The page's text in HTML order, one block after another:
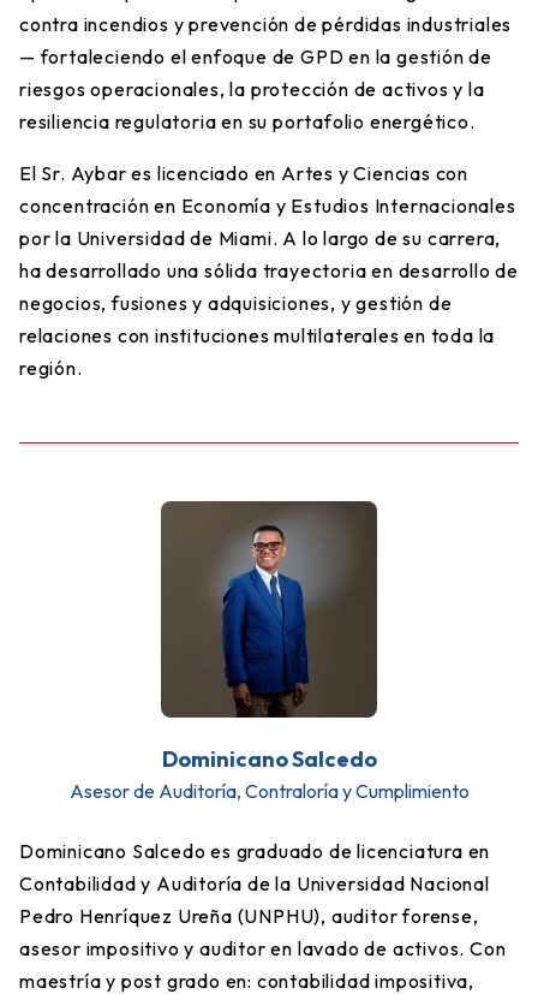
contra incendios y prevención de pérdidas industriales
— fortaleciendo el enfoque de GPD en la gestión de
riesgos operacionales, la protección de activos y la
resiliencia regulatoria en su portafolio energético.
El Sr. Aybar es licenciado en Artes y Ciencias con
concentración en Economía y Estudios Internacionales
por la Universidad de Miami. A lo largo de su carrera,
ha desarrollado una sólida trayectoria en desarrollo de
negocios, fusiones y adquisiciones, y gestión de
relaciones con instituciones multilaterales en toda la
región.
Dominicano Salcedo
Asesor de Auditoría, Contraloría y Cumplimiento
Dominicano Salcedo es graduado de licenciatura en
Contabilidad y Auditoría de la Universidad Nacional
Pedro Henríquez Ureña (UNPHU), auditor forense,
asesor impositivo y auditor en lavado de activos. Con
maestría y post grado en: contabilidad impositiva,